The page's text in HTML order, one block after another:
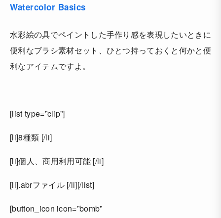
Watercolor Basics
水彩絵の具でペイントした手作り感を表現したいときに
便利なブラシ素材セット、ひとつ持っておくと何かと便
利なアイテムですよ。
[list type=”clip”]
[li]8種類 [/li]
[li]個人、商用利用可能 [/li]
[li].abrファイル [/li][/list]
[button_icon icon=”bomb”